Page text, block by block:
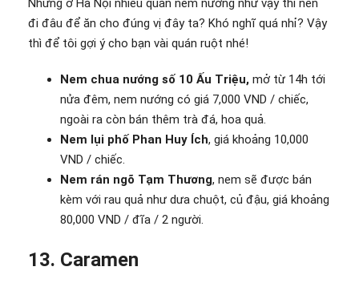
Nhưng ở Hà Nội nhiều quán nem nướng như vậy thì nên
đi đâu để ăn cho đúng vị đây ta? Khó nghĩ quá nhỉ? Vậy
thì để tôi gợi ý cho bạn vài quán ruột nhé!
Nem chua nướng số 10 Ấu Triệu, mở từ 14h tới
nửa đêm, nem nướng có giá 7,000 VND / chiếc,
ngoài ra còn bán thêm trà đá, hoa quả.
Nem lụi phố Phan Huy Ích, giá khoảng 10,000
VND / chiếc.
Nem rán ngõ Tạm Thương, nem sẽ được bán
kèm với rau quả như dưa chuột, củ đậu, giá khoảng
80,000 VND / đĩa / 2 người.
13. Caramen